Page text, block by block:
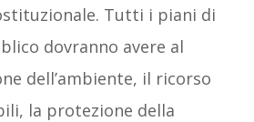
Tutti i piani di
dovranno avere al
dell’ambiente, il ricorso
la protezione della